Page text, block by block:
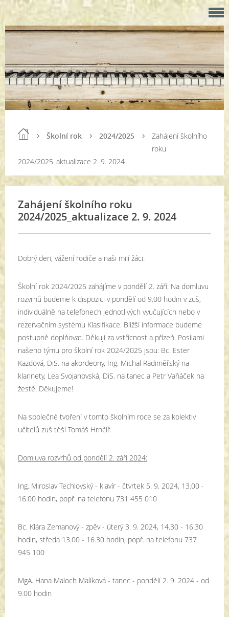
Školní rok 2024/2025
Zahájení školního
roku
2024/2025_aktualizace 2. 9. 2024
Zahájení školního roku
2024/2025_aktualizace 2. 9. 2024
Dobrý den, vážení rodiče a naši milí žáci.
Školní rok 2024/2025 zahájíme v pondělí 2. září. Na domluvu
rozvrhů budeme k dispozici v pondělí od 9.00 hodin v zuš,
individuálně na telefonech jednotlivých vyučujících nebo v
rezervačním systému Klasifikace. Bližší informace budeme
postupně doplňovat. Děkuji za vstřícnost a přízeň. Posilami
našeho týmu pro školní rok 2024/2025 jsou: Bc. Ester
Kazdová, DiS. na akordeony, Ing. Michal Radiměřský na
klarinety, Lea Svojanovská, DiS. na tanec a Petr Vaňáček na
žestě. Děkujeme!
Na společné tvoření v tomto školním roce se za kolektiv
učitelů zuš těší Tomáš Hrnčíř.
Domluva rozvrhů od pondělí 2. září 2024:
Ing. Miroslav Techlovský - klavír - čtvrtek 5. 9. 2024, 13.00 -
16.00 hodin, popř. na telefonu 731 455 010
Bc. Klára Zemanový - zpěv - úterý 3. 9. 2024, 14.30 - 16.30
hodin, středa 13.00 - 16.30 hodin, popř. na telefonu 737
945 100
MgA. Hana Maloch Malíková - tanec - pondělí 2. 9. 2024 - od
9.00 hodin